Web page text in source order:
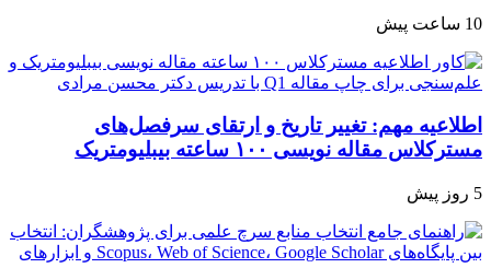
10 ساعت پیش
اطلاعیه مهم: تغییر تاریخ و ارتقای سرفصل‌های
مسترکلاس مقاله نویسی ۱۰۰ ساعته بیبلیومتریک
5 روز پیش